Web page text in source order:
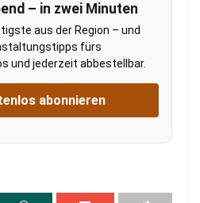
– in zwei Minuten
aus der Region – und
fürs
und jederzeit abbestellbar.
abonnieren